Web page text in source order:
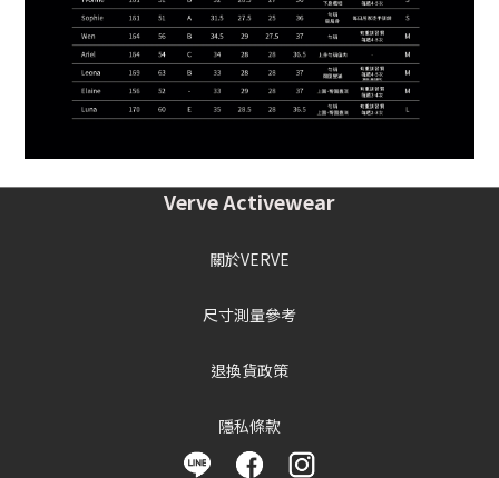
Verve Activewear
關於VERVE
尺寸測量參考
退換貨政策
隱私條款